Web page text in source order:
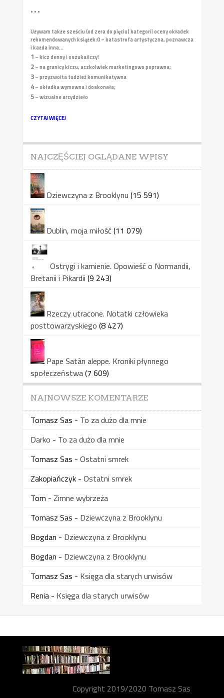
• • •
Używam także sześciu (od zera do pięciu) kategorii oceny okładek
rekomendowanych książek:0 – katastrofa artystyczna, poznawcza
i każda inna...
1 – kicz denny i oszukańczy!
2– na granicy kiczu, aczkolwiek marketingowo poprawna;
3– przyzwoita tudzież komunikatywna
4– okładka wymowna i doskonała;
5– wizualne arcydzieło
CZYTAJ WIĘCEJ
NAJCZĘŚCIEJ OGLĄDANE WPISY
Dziewczyna z Brooklynu (15 591)
Dublin, moja miłość(11 079)
Ostrygi i kamienie. Opowieść o Normandii,
Bretanii i Pikardii (9 243)
Rzeczy utracone. Notatki człowieka
posttowarzyskiego (8 427)
Pape Satàn aleppe. Kroniki płynnego
społeczeństwa(7 609)
NAJNOWSZE KOMENTARZE
Tomasz Sas - To za dużo dla mnie
Darko - To za dużo dla mnie
Tomasz Sas - Ostatni smrek
Zakopiańczyk- Ostatni smrek
Tom - Zimne wybrzeża
Tomasz Sas - Dziewczyna z Brooklynu
Bogdan - Dziewczyna z Brooklynu
Bogdan - Dziewczyna z Brooklynu
Tomasz Sas - Księga dla starych urwisów
Renia- Księga dla starych urwisów
Copyright 2019/2020 Tomasz Sas